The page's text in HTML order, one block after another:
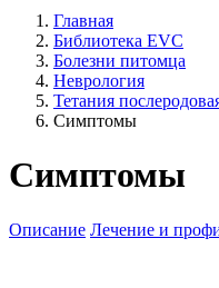
Главная
Библиотека EVC
Болезни питомца
Неврология
Тетания
Симптомы
Симптомы
Описание Лечение и